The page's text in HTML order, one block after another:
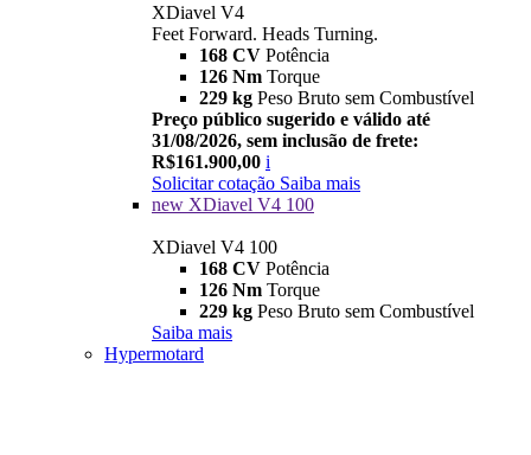
XDiavel V4
Feet Forward. Heads Turning.
168 CV Potência
126 Nm Torque
229 kg Peso Bruto sem Combustível
Preço público sugerido e válido até
31/08/2026, sem inclusão de frete:
R$161.900,00 i
Solicitar cotação Saiba mais
new XDiavel V4 100
XDiavel V4 100
168 CV Potência
126 Nm Torque
229 kg Peso Bruto sem Combustível
Saiba mais
Hypermotard